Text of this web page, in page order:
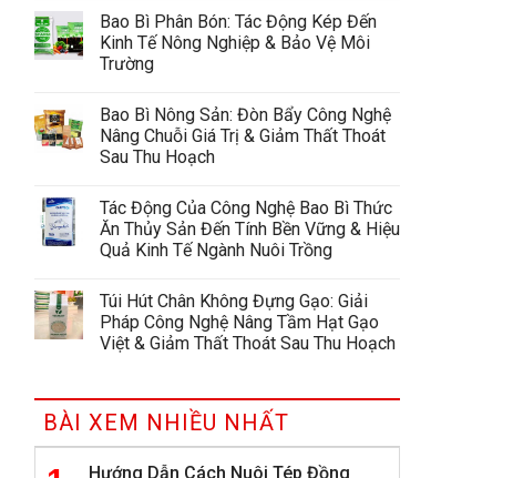
Bao Bì Phân Bón: Tác Động Kép Đến
Kinh Tế Nông Nghiệp & Bảo Vệ Môi
Trường
Bao Bì Nông Sản: Đòn Bẩy Công Nghệ
Nâng Chuỗi Giá Trị & Giảm Thất Thoát
Sau Thu Hoạch
Tác Động Của Công Nghệ Bao Bì Thức
Ăn Thủy Sản Đến Tính Bền Vững & Hiệu
Quả Kinh Tế Ngành Nuôi Trồng
Túi Hút Chân Không Đựng Gạo: Giải
Pháp Công Nghệ Nâng Tầm Hạt Gạo
Việt & Giảm Thất Thoát Sau Thu Hoạch
BÀI XEM NHIỀU NHẤT
Hướng Dẫn Cách Nuôi Tép Đồng